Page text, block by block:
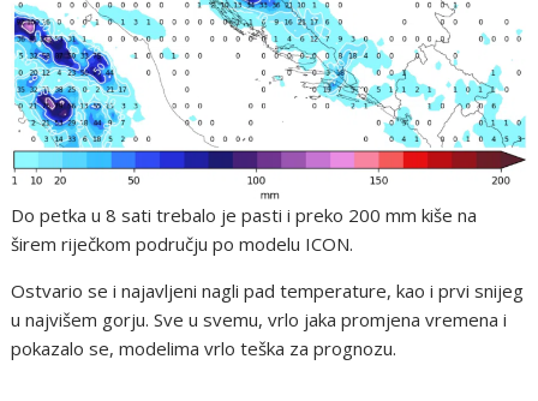
Do petka u 8 sati trebalo je pasti i preko 200 mm kiše na
širem riječkom području po modelu ICON.
Ostvario se i najavljeni nagli pad temperature, kao i prvi snijeg
u najvišem gorju. Sve u svemu, vrlo jaka promjena vremena i
pokazalo se, modelima vrlo teška za prognozu.